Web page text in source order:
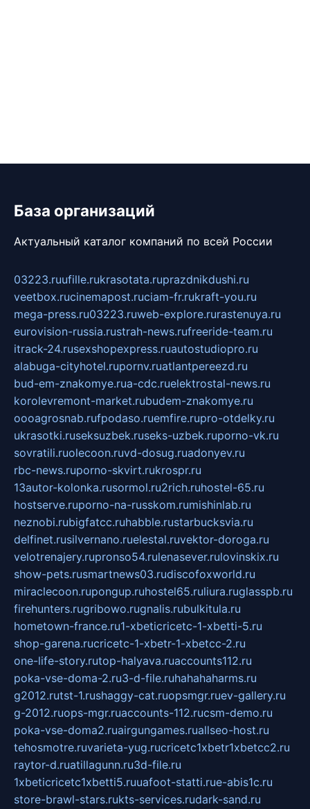
База организаций
Актуальный каталог компаний по всей России
03223.ruufille.rukrasotata.ruprazdnikdushi.ru
veetbox.rucinemapost.ruciam-fr.rukraft-you.ru
mega-press.ru03223.ruweb-explore.rurastenuya.ru
eurovision-russia.rustrah-news.rufreeride-team.ru
itrack-24.rusexshopexpress.ruautostudiopro.ru
alabuga-cityhotel.rupornv.ruatlantpereezd.ru
bud-em-znakomye.rua-cdc.ruelektrostal-news.ru
korolevremont-market.rubudem-znakomye.ru
oooagrosnab.rufpodaso.ruemfire.rupro-otdelky.ru
ukrasotki.ruseksuzbek.ruseks-uzbek.ruporno-vk.ru
sovratili.ruolecoon.ruvd-dosug.ruadonyev.ru
rbc-news.ruporno-skvirt.rukrospr.ru
13autor-kolonka.rusormol.ru2rich.ruhostel-65.ru
hostserve.ruporno-na-russkom.rumishinlab.ru
neznobi.rubigfatcc.ruhabble.rustarbucksvia.ru
delfinet.rusilvernano.ruelestal.ruvektor-doroga.ru
velotrenajery.rupronso54.rulenasever.rulovinskix.ru
show-pets.rusmartnews03.rudiscofoxworld.ru
miraclecoon.rupongup.ruhostel65.ruliura.ruglasspb.ru
firehunters.rugribowo.rugnalis.rubulkitula.ru
hometown-france.ru1-xbeticricetc-1-xbetti-5.ru
shop-garena.rucricetc-1-xbetr-1-xbetcc-2.ru
one-life-story.rutop-halyava.ruaccounts112.ru
poka-vse-doma-2.ru3-d-file.ruhahahaharms.ru
g2012.rutst-1.rushaggy-cat.ruopsmgr.ruev-gallery.ru
g-2012.ruops-mgr.ruaccounts-112.rucsm-demo.ru
poka-vse-doma2.ruairgungames.ruallseo-host.ru
tehosmotre.ruvarieta-yug.rucricetc1xbetr1xbetcc2.ru
raytor-d.ruatillagunn.ru3d-file.ru
1xbeticricetc1xbetti5.ruuafoot-statti.rue-abis1c.ru
store-brawl-stars.rukts-services.rudark-sand.ru